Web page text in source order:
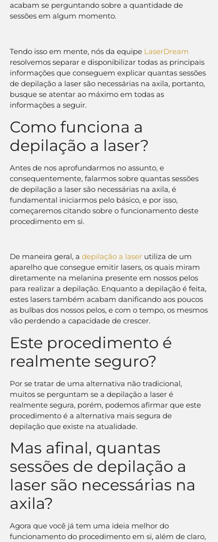
acabam se perguntando sobre a quantidade de
sessões em algum momento.
Tendo isso em mente, nós da equipe LaserDream
resolvemos separar e disponibilizar todas as principais
informações que conseguem explicar quantas sessões
de depilação a laser são necessárias na axila, portanto,
busque se atentar ao máximo em todas as
informações a seguir.
Como funciona a
depilação a laser?
Antes de nos aprofundarmos no assunto, e
consequentemente, falarmos sobre quantas sessões
de depilação a laser são necessárias na axila, é
fundamental iniciarmos pelo básico, e por isso,
começaremos citando sobre o funcionamento deste
procedimento em si.
De maneira geral, a depilação a laser utiliza de um
aparelho que consegue emitir lasers, os quais miram
diretamente na melanina presente em nossos pelos
para realizar a depilação. Enquanto a depilação é feita,
estes lasers também acabam danificando aos poucos
as bulbas dos nossos pelos, e com o tempo, os mesmos
vão perdendo a capacidade de crescer.
Este procedimento é
realmente seguro?
Por se tratar de uma alternativa não tradicional,
muitos se perguntam se a depilação a laser é
realmente segura, porém, podemos afirmar que este
procedimento é a alternativa mais segura de
depilação que existe na atualidade.
Mas afinal, quantas
sessões de depilação a
laser são necessárias na
axila?
Agora que você já tem uma ideia melhor do
funcionamento do procedimento em si, além de claro,